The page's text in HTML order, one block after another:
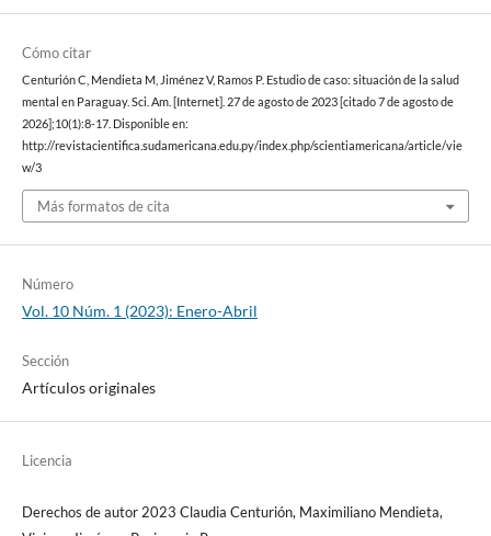
Cómo citar
Centurión C, Mendieta M, Jiménez V, Ramos P. Estudio de caso: situación de la salud
mental en Paraguay. Sci. Am. [Internet]. 27 de agosto de 2023 [citado 7 de agosto de
2026];10(1):8-17. Disponible en:
http://revistacientifica.sudamericana.edu.py/index.php/scientiamericana/article/vie
w/3
Más formatos de cita
Número
Vol. 10 Núm. 1 (2023): Enero-Abril
Sección
Artículos originales
Licencia
Derechos de autor 2023 Claudia Centurión, Maximiliano Mendieta,